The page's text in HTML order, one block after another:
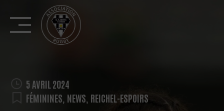
content
5 AVRIL 2024
FÉMININES NEWS REICHEL-ESPOIRS